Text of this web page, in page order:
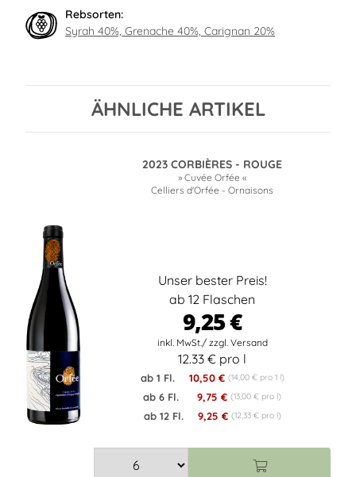
Rebsorten:
Syrah 40%, Grenache 40%, Carignan 20%
ÄHNLICHE ARTIKEL
2023 CORBIÈRES - ROUGE
» Cuvée Orfée «
Celliers d'Orfée - Ornaisons
Unser bester Preis!
ab 12 Flaschen
9,25 €
12.33 € pro l
ab 1 Fl. 10,50 € (14,00 € pro 1 l)
ab 6 Fl. 9,75 € (13,00 € pro l)
ab 12 Fl. 9,25 € (12,33 € pro l)